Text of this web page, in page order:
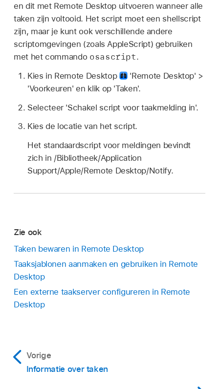
en dit met Remote Desktop uitvoeren wanneer alle
taken zijn voltooid. Het script moet een shellscript
zijn, maar je kunt ook verschillende andere
scriptomgevingen (zoals AppleScript) gebruiken
met het commando osascript.
Kies in Remote Desktop
'Remote Desktop' >
'Voorkeuren' en klik op 'Taken'.
Selecteer 'Schakel script voor taakmelding in'.
Kies de locatie van het script.
Het standaardscript voor meldingen bevindt
zich in /Bibliotheek/Application
Support/Apple/Remote Desktop/Notify.
Zie ook
Taken bewaren in Remote Desktop
Taaksjablonen aanmaken en gebruiken in Remote
Desktop
Een externe taakserver configureren in Remote
Desktop
Vorige
Informatie over taken